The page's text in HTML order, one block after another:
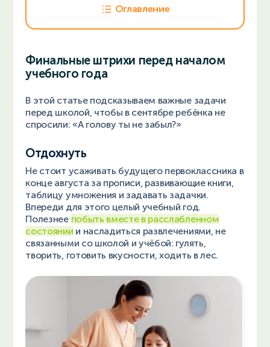
Оглавление
Финальные штрихи перед началом
учебного года
В этой статье подсказываем важные задачи
перед школой, чтобы в сентябре ребёнка не
спросили: «А голову ты не забыл?»
Отдохнуть
Не стоит усаживать будущего первоклассника в
конце августа за прописи, развивающие книги,
таблицу умножения и задавать задачки.
Впереди для этого целый учебный год.
Полезнее побыть вместе в расслабленном
состоянии и насладиться развлечениями, не
связанными со школой и учёбой: гулять,
творить, готовить вкусности, ходить в лес.